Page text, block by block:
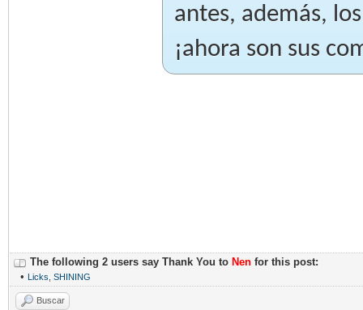
antes, además,
¡ahora son sus
The following 2 users say Thank You to Nen for this post:
• Licks SHINING
Buscar